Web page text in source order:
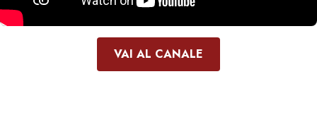
VAI AL CANALE